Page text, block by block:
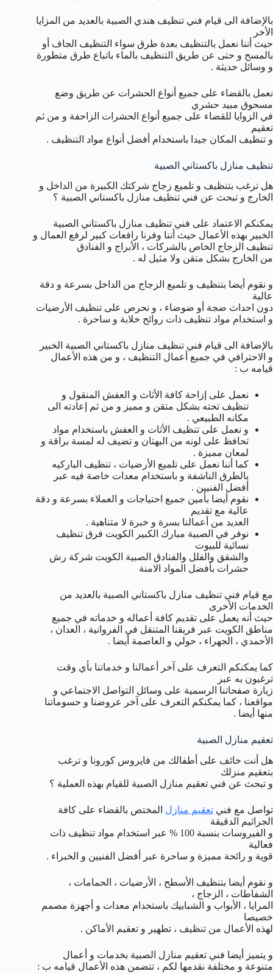
بالإضافة الى قيام فني تنظيف هندي الصبية بالعديد من المزايا
الأخر
حيث أننا نعمل بالتنظيف بعدة طرق سواء التنظيف الجاف أو
بالمسح و حتى عن طريق التنظيف بالماء باتباع طرق متطورة
و وسائل حديثة .
نعمل بالقضاء على جميع أنواع الحشرات عن طريق وضع
مسحوق مبيد حشري
في الزوايا للقضاء على جميع أنواع الحشرات الزاحفة و من ثم
تعقيم
و تنظيف المكان جيدا باستخدام أفضل أنواع مواد التنظيف .
تنظيف منازل باكستاني الصبية
هل ترغب بتنظيف و تلميع زجاج شركتك الكبيرة من الداخل و
الخارج و تبحث عن فني تنظيف منازل باكستاني الصبية ؟
يمكنكم الاعتماد على فني تنظيف منازل باكستاني الصبية
الخبير بهذه الأعمال حيث أننا وفرنا رافعات كبير لرفع العمال و
تنظيف الزجاج الخاص بالشركات ، الأبراج و الفنادق
من الخارج بشكل متقن ولا مثيل له .
و نقوم أيضا بتنظيف و تلميع الزجاج من الداخل بسرعة و دقة
عالية
دون احداث ضجة أو ضوضاء ، و نحرص على تنظيف الأرضيات
و استخدام مواد تنظيف ذات روائح خلابة و ساحرة .
بالإضافة الى قيام فني تنظيف منازل باكستاني الصبية الخبير
و الاحترافي في جميع أعمال التنظيف ، و من هذه الأعمال
قيامه ب :
نعمل على إزاحة كافة الأثاث و العفش المنقول و
تنظيف تحته بشكل متقن و مميز و من ثم إعادته الى
مكانه الطبيعي .
و نعمل على تنظيف الأثات و العفش باستخدام مواد
تحافظ على لونه من البهتان و تضيف له لمسة براقة و
لمعان مميزة .
كما أننا نعمل على تلميع الأرضيات ، تنظيف الباركيه
بالطرق الناشفة و باستخدام معدات خاصة فيه عبر
أفضل الفنيين .
نقوم أيضا بأمين جميع احتياجات و العملاء بسرعة و دقة
عالية مع تقديم
العديد من أعمالنا بسرة و خبرة لا متناهية .
نوفر في الصبية مبارك الكبير الكويت فرق تنظيف
نسائية للبيوت
والشقق والفلل والفنادق الصبية الكويت شركة رش
حشرات بأفضل المواد الامنة
مع قيام فني تنظيف منازل باكستاني الصبية بالعديد من
الخدمات الأخرى
حيث أنه يعمل على تقديم كافة أعماله و خدماته في جميع
مناطق الكويت عبر فريقنا المتنقل في الفروانية ، العدان ،
الأحمدي ، الجهراء ، حولي و العاصمة أيضا .
كما يمكنكم التعرف على آخر أعمالنا و خدماتنا بأي وقت
ترغبون به عبر
زيارة صفحاتنا الرسمية على وسائل التواصل الاجتماعي و
مواقعنا ، كما يمكنكم التعرف على آخر عروضنا و حسوماتنا
منها أيضا .
تعقيم منازل الصبية
هل أنت خائف على أطفالك من فايروس كورونا و ترغب
بتعقيم منزلك
و تبحث عن فني تعقيم منازل الصبية للقيام بهذه العملية ؟
تواصل مع فني تعقيم منازل المختص بالقضاء على كافة
الجراثيم الدقيقة
و الفيروسات بنسبة 100 % عبر استخدام مواد تنظيف ذات
فعالية
قوية و رائحة مميزة و ساحرة عبر أفضل الفنيين و الخبراء .
و نقوم أيضا بتنظيف الأسطح ، الأرضيات ، الحمامات ،
الشفاطات ، الزجاج ،
المرايا ، الأبواب و الشبابيك باستخدام معدات و أجهزة مصمم
خصيصا
لهذه الأعمال من تنظيف ، تطهير و تعقيم الأماكن .
و يتميز أيضا فني تعقيم منازل الصبية بخدمات و أعمال
متنوعة و مختلفة نقدمها لكم ، تتضمن هذه الأعمال قيامه ب :